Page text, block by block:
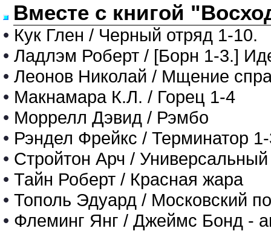
Вместе с книгой
• Кук Глен / Черный отряд 1-10.
• Ладлэм Роберт / [Борн 1-3.]
• Леонов Николай / Мщение
• Макнамара К.Л. / Горец 1-4
• Моррелл Дэвид / Рэмбо
• Рэндел Фрейкс / Терминатор
• Стройтон Арч / Универсальный
• Тайн Роберт / Красная жара
• Тополь Эдуард / Московский
• Флеминг Янг / Джеймс Бонд -